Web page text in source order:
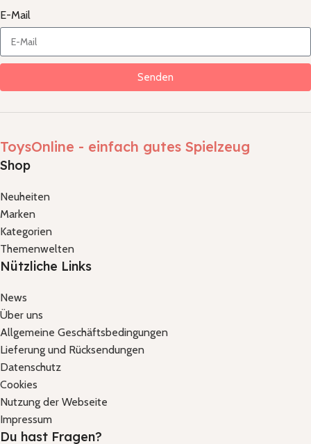
E-Mail
Senden
ToysOnline - einfach gutes Spielzeug
Shop
Neuheiten
Marken
Kategorien
Themenwelten
Nützliche Links
News
Über uns
Allgemeine Geschäftsbedingungen
Lieferung und Rücksendungen
Datenschutz
Cookies
Nutzung der Webseite
Impressum
Du hast Fragen?